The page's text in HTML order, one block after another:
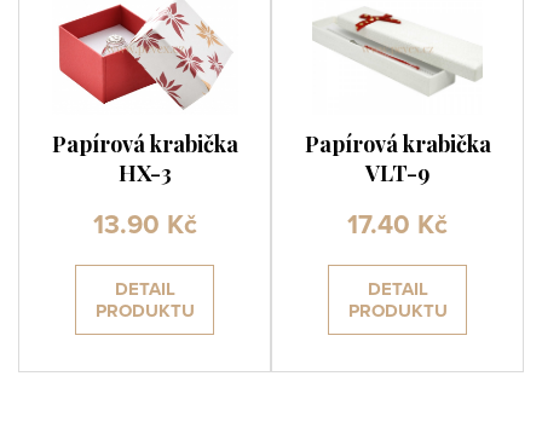
Papírová krabička
HX-3
13.90 Kč
DETAIL
PRODUKTU
Papírová krabička
VLT-9
17.40 Kč
DETAIL
PRODUKTU